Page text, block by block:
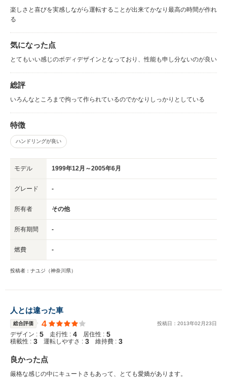
楽しさと喜びを実感しながら運転することが出来てかなり最高の時間が作れ
る
気になった点
とてもいい感じのボディデザインとなっており、性能も申し分ないのが良い
総評
いろんなところまで拘って作られているのでかなりしっかりとしている
特徴
ハンドリングが良い
モデル 1999年12月～2005年6月
グレード -
所有者 その他
所有期間 -
燃費 -
投稿者：ナユジ（神奈川県）
人とは違った車
総合評価 4 投稿日： 2013年02 月23日
デザイン : 5 走行性 : 4 居住性 : 5
積載性 : 3 運転しやすさ : 3 維持費 : 3
良かった点
厳格な感じの中にキュートさもあって、とても愛嬌があります。